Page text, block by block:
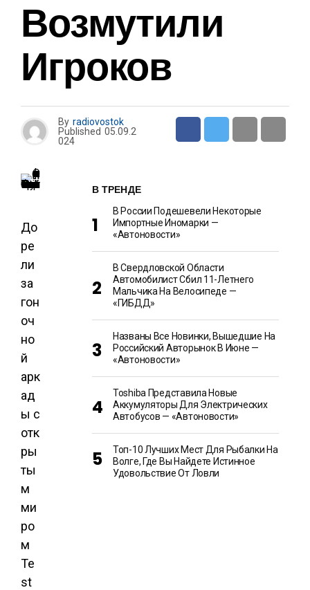
Возмутили
Игроков
By radiovostok
Published 05.09.2
024
До
ре
ли
за
гон
оч
но
й
арк
ад
ы с
отк
ры
ты
м
ми
ро
м
Te
st
В ТРЕНДЕ
В России Подешевели Некоторые
Импортные Иномарки —
«Автоновости»
В Свердловской Области
Автомобилист Сбил 11-Летнего
Мальчика На Велосипеде —
«ГИБДД»
Названы Все Новинки, Вышедшие На
Российский Авторынок В Июне —
«Автоновости»
Toshiba Представила Новые
Аккумуляторы Для Электрических
Автобусов — «Автоновости»
Топ-10 Лучших Мест Для Рыбалки На
Волге, Где Вы Найдете Истинное
Удовольствие От Ловли